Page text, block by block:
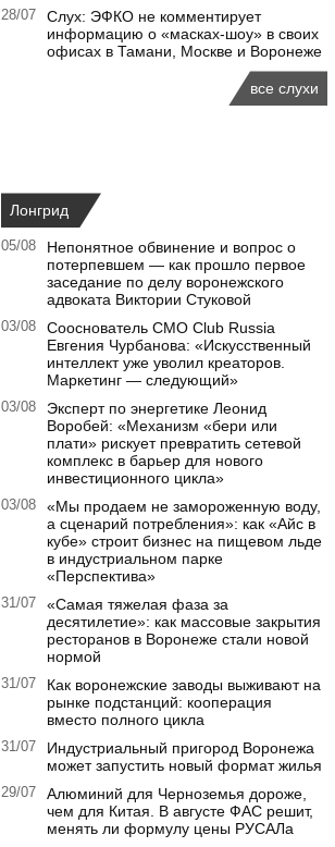
28/07
Слух: ЭФКО не комментирует
информацию о «масках-шоу» в своих
офисах в Тамани, Москве и Воронеже
все слухи
Лонгрид
05/08
Непонятное обвинение и вопрос о
потерпевшем — как прошло первое
заседание по делу воронежского
адвоката Виктории Стуковой
03/08
Сооснователь CMO Club Russia
Евгения Чурбанова: «Искусственный
интеллект уже уволил креаторов.
Маркетинг — следующий»
03/08
Эксперт по энергетике Леонид
Воробей: «Механизм «бери или
плати» рискует превратить сетевой
комплекс в барьер для нового
инвестиционного цикла»
03/08
«Мы продаем не замороженную воду,
а сценарий потребления»: как «Айс в
кубе» строит бизнес на пищевом льде
в индустриальном парке
«Перспектива»
31/07
«Самая тяжелая фаза за
десятилетие»: как массовые закрытия
ресторанов в Воронеже стали новой
нормой
31/07
Как воронежские заводы выживают на
рынке подстанций: кооперация
вместо полного цикла
31/07
Индустриальный пригород Воронежа
может запустить новый формат жилья
29/07
Алюминий для Черноземья дороже,
чем для Китая. В августе ФАС решит,
менять ли формулу цены РУСАЛа